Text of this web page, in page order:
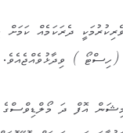
ދެރަކަމެއް
) ވިދާޅުވެއްޖެއެވެ.